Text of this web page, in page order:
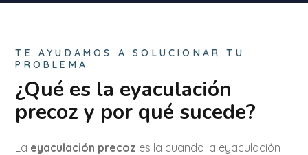
TE AYUDAMOS A SOLUCIONAR TU
PROBLEMA
¿Qué es la eyaculación
precoz y por qué sucede?
La eyaculación precoz es la cuando la eyaculación